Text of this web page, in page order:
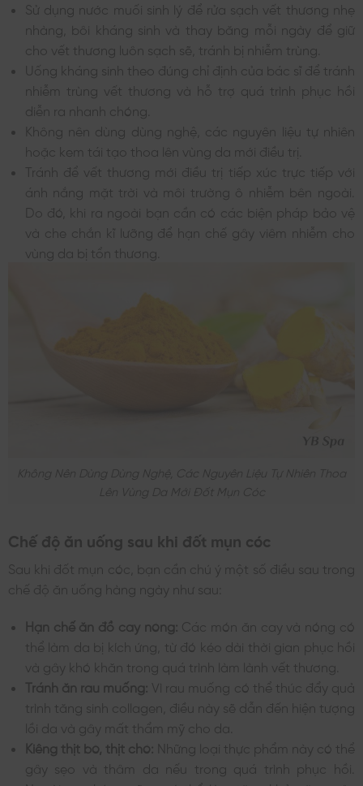
Sử dụng nước muối sinh lý để rửa sạch vết thương nhẹ
nhàng, bôi kháng sinh và thay băng mỗi ngày để giữ
cho vết thương luôn sạch sẽ, tránh bị nhiễm trùng.
Uống kháng sinh theo đúng chỉ định của bác sĩ để tránh
nhiễm trùng vết thương và hỗ trợ quá trình phục hồi
diễn ra nhanh chóng.
Không nên dùng dùng nghệ, các nguyên liệu tự nhiên
hoặc kem tái tạo thoa lên vùng da mới điều trị.
Tránh để vết thương mới điều trị tiếp xúc trực tiếp với
ánh nắng mặt trời và môi trường ô nhiễm bên ngoài.
Do đó, khi ra ngoài bạn cần có các biện pháp bảo vệ
và che chắn kĩ lưỡng để hạn chế gây viêm nhiễm cho
vùng da bị tổn thương.
Không Nên Dùng Dùng Nghệ, Các Nguyên Liệu Tự Nhiên Thoa
Lên Vùng Da Mới Đốt Mụn Cóc
Chế độ ăn uống sau khi đốt mụn cóc
Sau khi đốt mụn cóc, bạn cần chú ý một số điều sau trong
chế độ ăn uống hàng ngày như sau:
Hạn chế ăn đồ cay nóng: Các món ăn cay và nóng có
thể làm da bị kích ứng, từ đó kéo dài thời gian phục hồi
và gây khó khăn trong quá trình làm lành vết thương.
Tránh ăn rau muống: Vì rau muống có thể thúc đẩy quả
trình tăng sinh collagen, điều này sẽ dẫn đến hiện tượng
lồi da và gây mất thẩm mỹ cho da.
Kiêng thịt bò, thịt chó: Những loại thực phẩm này có thể
gây sẹo và thâm da nếu trong quá trình phục hồi.